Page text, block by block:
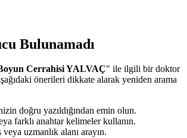
Bulunamadı
Cerrahisi YALVAÇ" ile ilgili bir doktor
önerileri dikkate alarak yeniden arama
doğru yazıldığından emin olun.
farklı anahtar kelimeler kullanın.
uzmanlık alanı arayın.